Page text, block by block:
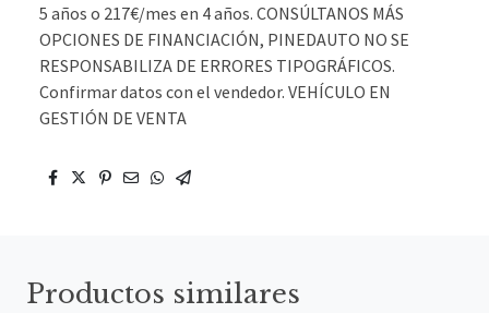
5 años o 217€/mes en 4 años. CONSÚLTANOS MÁS
OPCIONES DE FINANCIACIÓN, PINEDAUTO NO SE
RESPONSABILIZA DE ERRORES TIPOGRÁFICOS.
Confirmar datos con el vendedor. VEHÍCULO EN
GESTIÓN DE VENTA
Productos similares